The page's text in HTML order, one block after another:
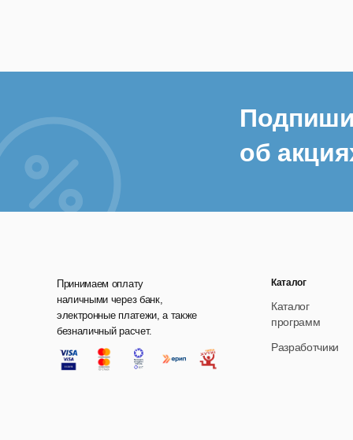
об
Принимаем оплату
наличными через банк,
электронные платежи, а также
безналичный расчет.
Каталог
Каталог
программ
Разработчики